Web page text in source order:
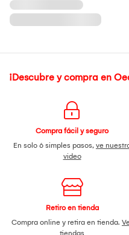
¡Descubre y compra en
Compra fácil y seguro
En solo 6 simples pasos, ve
video
Retiro en tienda
Compra online y retira en tienda.
tiendas